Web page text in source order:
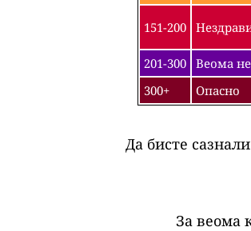
151-200
201-300 Веома
300+
Опасно
Да бисте
За веома